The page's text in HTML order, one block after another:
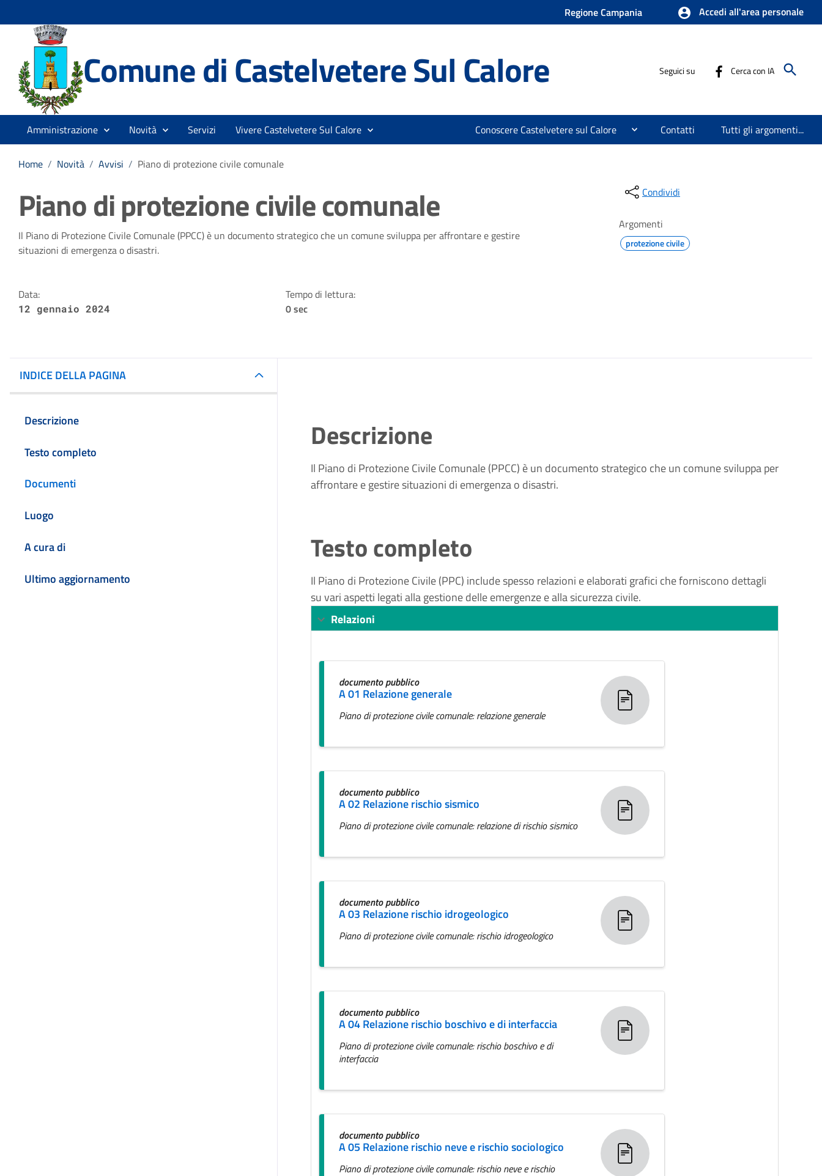
Regione Campania Accedi all'area personale
Comune di Castelvetere Sul Calore Seguici su Cerca con IA
Amministrazione Novità Servizi Vivere Castelvetere Sul Calore Conoscere Castelvetere sul Calore Contatti Tutti gli argomenti...
Home / Novità / Avvisi / Piano di protezione civile comunale
Piano di protezione civile comunale
Dettagli della notizia
Il Piano di Protezione Civile Comunale (PPCC) è un documento strategico che un comune sviluppa per affrontare e gestire
situazioni di emergenza o disastri.
Data:
12 gennaio 2024
Tempo di lettura:
0 sec
Condividi
Argomenti
protezione civile
INDICE DELLA PAGINA
Descrizione
Testo completo
Documenti
Luogo
A cura di
Ultimo aggiornamento
Descrizione
Il Piano di Protezione Civile Comunale (PPCC) è un documento strategico che un comune sviluppa per
affrontare e gestire situazioni di emergenza o disastri.
Testo completo
Il Piano di Protezione Civile (PPC) include spesso relazioni e elaborati grafici che forniscono dettagli
su vari aspetti legati alla gestione delle emergenze e alla sicurezza civile.
Relazioni
documento pubblico
A 01 Relazione generale
Piano di protezione civile comunale: relazione generale
documento pubblico
A 02 Relazione rischio sismico
Piano di protezione civile comunale: relazione di rischio sismico
documento pubblico
A 03 Relazione rischio idrogeologico
Piano di protezione civile comunale: rischio idrogeologico
documento pubblico
A 04 Relazione rischio boschivo e di interfaccia
Piano di protezione civile comunale: rischio boschivo e di
interfaccia
documento pubblico
A 05 Relazione rischio neve e rischio sociologico
Piano di protezione civile comunale: rischio neve e rischio